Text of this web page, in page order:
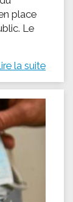
place
Le
la suite